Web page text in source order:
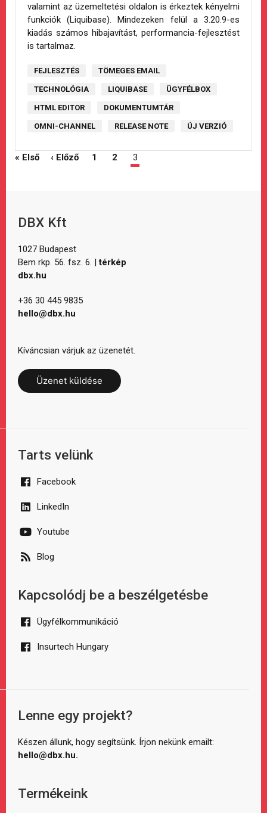
valamint az üzemeltetési oldalon is érkeztek kényelmi
funkciók (Liquibase). Mindezeken felül a 3.20.9-es
kiadás számos hibajavítást, performancia-fejlesztést
is tartalmaz.
FEJLESZTÉS TÖMEGES EMAIL
TECHNOLÓGIA LIQUIBASE ÜGYFÉLBOX
HTML EDITOR DOKUMENTUMTÁR
OMNI-CHANNEL RELEASE NOTE ÚJ VERZIÓ
« Első ‹ Előző 1 2 3
DBX Kft
1027 Budapest
Bem rkp. 56. fsz. 6. |térkép
dbx.hu
+36 30 445 9835
hello@dbx.hu
Kíváncsian várjuk az üzenetét.
Üzenet küldése
Tarts velünk
Facebook
LinkedIn
Youtube
Blog
Kapcsolódj be a beszélgetésbe
Ügyfélkommunikáció
Insurtech Hungary
Lenne egy projekt?
Készen állunk, hogy segítsünk. Írjon nekünk emailt:
hello@dbx.hu.
Termékeink